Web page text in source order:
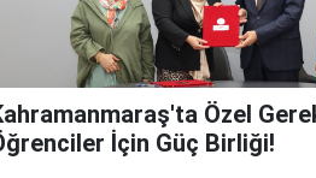
Özel
İçin Güç Birliği!